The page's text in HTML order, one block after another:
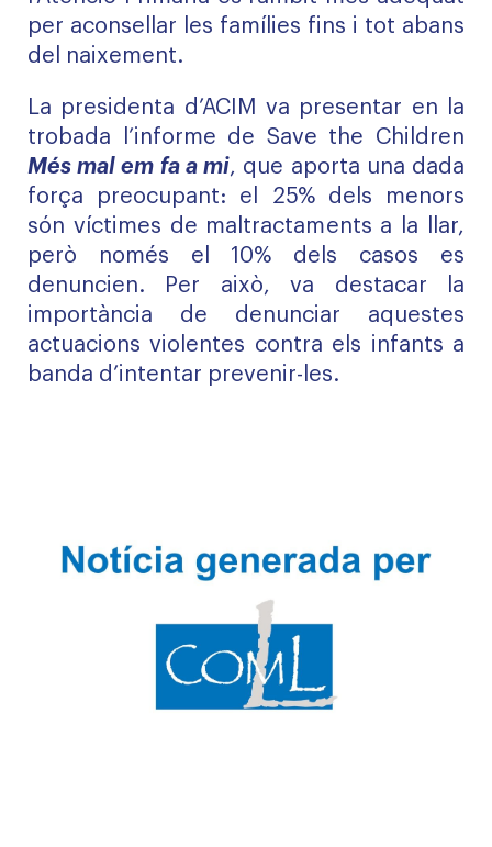
per aconsellar les famílies fins i tot abans
del naixement.
La presidenta d’ACIM va presentar en la
trobada l’informe de Save the Children
Més mal em fa a mi, que aporta una dada
força preocupant: el 25% dels menors
són víctimes de maltractaments a la llar,
però només el 10% dels casos es
denuncien. Per això, va destacar la
importància de denunciar aquestes
actuacions violentes contra els infants a
banda d’intentar prevenir-les.